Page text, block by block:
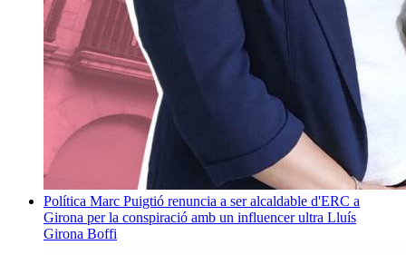
Política Marc Puigtió renuncia a ser alcaldable d'ERC a
Girona per la conspiració amb un influencer ultra Lluís
Girona Boffi